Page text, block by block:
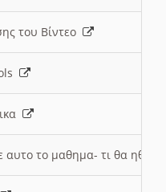
του Βίντεο
αυτο το μαθημα- τι θα